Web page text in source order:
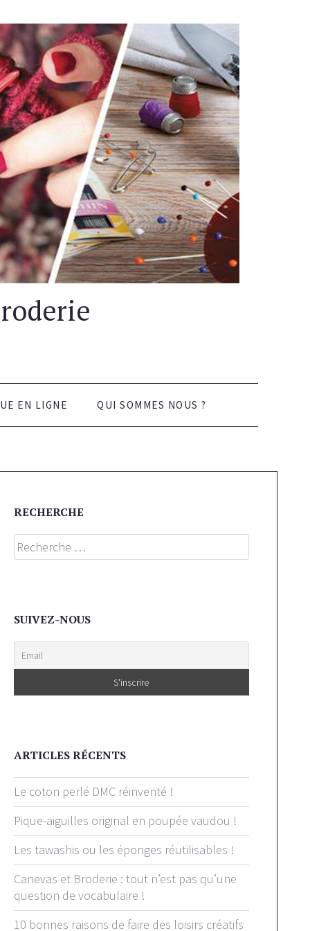
EN LIGNE QUI SOMMES NOUS ?
RECHERCHE
Search
SUIVEZ-NOUS
ARTICLES RÉCENTS
Le coton perlé DMC réinventé !
Pique-aiguilles original en poupée vaudou !
Les tawashis ou les éponges réutilisables !
Canevas et Broderie : tout n’est pas qu’une
question de vocabulaire !
10 bonnes raisons de faire des loisirs créatifs